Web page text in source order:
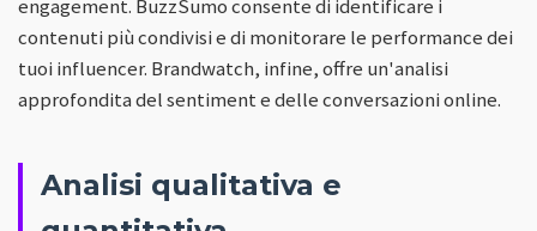
engagement. BuzzSumo consente di identificare i
contenuti più condivisi e di monitorare le performance dei
tuoi influencer. Brandwatch, infine, offre un'analisi
approfondita del sentiment e delle conversazioni online.
Analisi qualitativa e